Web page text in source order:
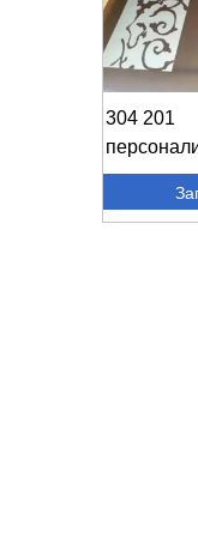
304 201
гравиран